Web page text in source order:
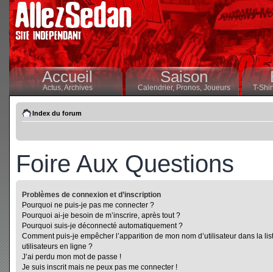
Accueil
Actus,Archives
Saison
Calendrier,Pronos, Joueurs T-
Index du forum
Foire Aux Questions
Problèmes de connexion et d’inscription
Pourquoi ne puis-je pas me connecter ?
Pourquoi ai-je besoin de m’inscrire, après tout ?
Pourquoi suis-je déconnecté automatiquement ?
Comment puis-je empêcher l’apparition de mon nom d’utilisateur dans la
utilisateurs en ligne ?
J’ai perdu mon mot de passe !
Je suis inscrit mais ne peux pas me connecter !